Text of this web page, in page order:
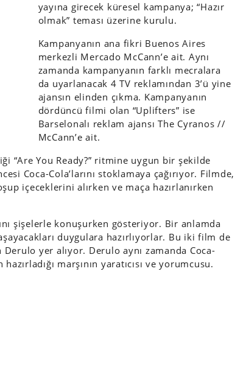
yayına girecek küresel kampanya; “Hazır
olmak” teması üzerine kurulu.
Kampanyanın ana fikri Buenos Aires
merkezli Mercado McCann’e ait. Aynı
zamanda kampanyanın farklı mecralara
da uyarlanacak 4 TV reklamından 3’ü yine
ajansın elinden çıkma. Kampanyanın
dördüncü filmi olan “Uplifters” ise
Barselonalı reklam ajansı The Cyranos //
McCann’e ait.
“Are You Ready?” ritmine uygun bir şekilde
Coca-Cola’larını stoklamaya çağırıyor. Filmde,
içeceklerini alırken ve maça hazırlanırken
şişelerle konuşurken gösteriyor. Bir anlamda
duygulara hazırlıyorlar. Bu iki film de
Derulo yer alıyor. Derulo aynı zamanda Coca-
marşının yaratıcısı ve yorumcusu.